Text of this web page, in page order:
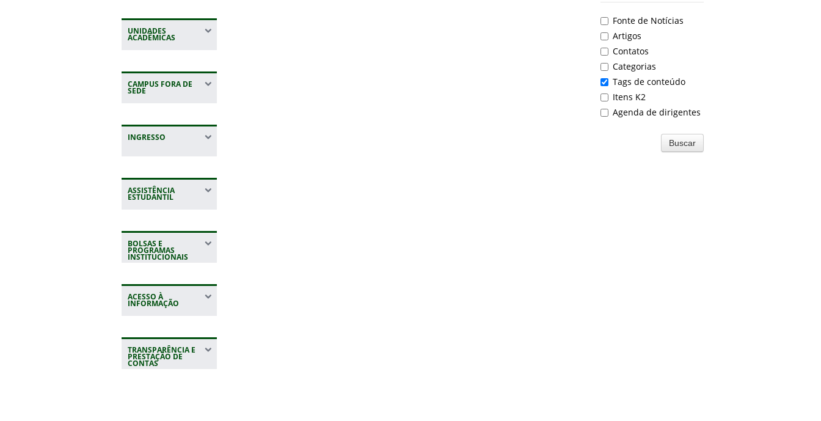
UNIDADES
ACADÊMICAS
CAMPUS FORA DE
SEDE
INGRESSO
ASSISTÊNCIA
ESTUDANTIL
BOLSAS E
PROGRAMAS
INSTITUCIONAIS
ACESSO À
INFORMAÇÃO
TRANSPARÊNCIA E
PRESTAÇÃO DE
CONTAS
Fonte de Notícias
Artigos
Contatos
Categorias
Tags de conteúdo
Itens K2
Agenda de dirigentes
Buscar